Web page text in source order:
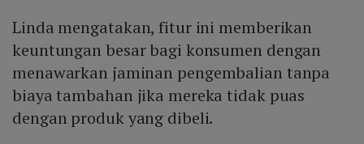
Linda mengatakan, fitur ini memberikan
keuntungan besar bagi konsumen dengan
menawarkan jaminan pengembalian tanpa
biaya tambahan jika mereka tidak puas
dengan produk yang dibeli.